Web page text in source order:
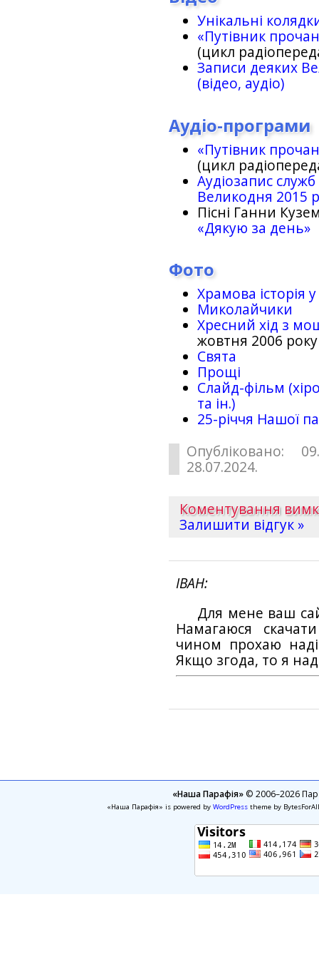
Унікальні
«Путівник
(цикл
Записи деяких
(відео, аудіо)
Аудіо-програми
«Путівник
(цикл
Аудіозапис
Великодня 2015
Пісні Ганни
«Дякую за день»
Фото
Храмова історія
Миколайчики
Хресний хід з
жовтня 2006 року
Свята
Прощі
Слайд-фільм
та ін.)
25-рiччя Нашої
Опубліковано:
28.07.2024.
Коментування
Залишити відгук »
ІВАН
Для мене ваш
Намагаюся
чином прохаю
Якщо згода, то я
«Наша Парафія»© 2006–2026
«Наша Парафія» is powered by WordPresstheme by